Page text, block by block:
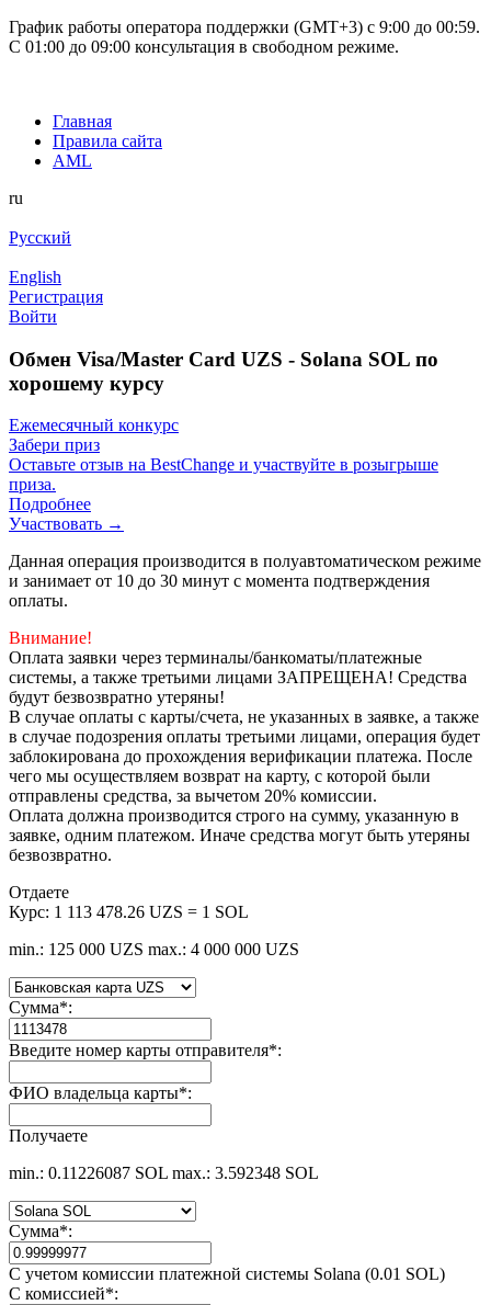
График работы оператора поддержки (GMT+3) c 9:00 до 00:59.
С 01:00 до 09:00 консультация в свободном режиме.
Главная
Правила сайта
AML
ru
Русский
English
Регистрация
Войти
Обмен Visa/Master Card UZS - Solana SOL по
хорошему курсу
Ежемесячный конкурс
Забери приз
Оставьте отзыв на BestChange и участвуйте в розыгрыше
приза.
Подробнее
Участвовать →
Данная операция производится в полуавтоматическом режиме
и занимает от 10 до 30 минут с момента подтверждения
оплаты.
Внимание!
Оплата заявки через терминалы/банкоматы/платежные
системы, а также третьими лицами ЗАПРЕЩЕНА! Средства
будут безвозвратно утеряны!
В случае оплаты с карты/счета, не указанных в заявке, а также
в случае подозрения оплаты третьими лицами, операция будет
заблокирована до прохождения верификации платежа. После
чего мы осуществляем возврат на карту, с которой были
отправлены средства, за вычетом 20% комиссии.
Оплата должна производится строго на сумму, указанную в
заявке, одним платежом. Иначе средства могут быть утеряны
безвозвратно.
Отдаете
Курс: 1 113 478.26 UZS = 1 SOL
min.: 125 000 UZS max.: 4 000 000 UZS
Сумма*:
Введите номер карты отправителя*:
ФИО владельца карты*:
Получаете
min.: 0.11226087 SOL max.: 3.592348 SOL
Сумма*:
С учетом комиссии платежной системы Solana (0.01 SOL)
С комиссией*: